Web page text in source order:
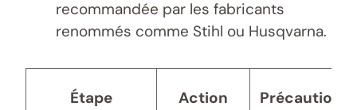
recommandée par les fabricants
renommés comme Stihl ou Husqvarna.
Étape Action Précautions